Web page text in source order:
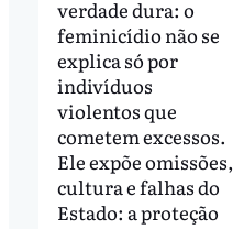
verdade dura: o
feminicídio não se
explica só por
indivíduos
violentos que
cometem excessos.
Ele expõe omissões,
cultura e falhas do
Estado: a proteção